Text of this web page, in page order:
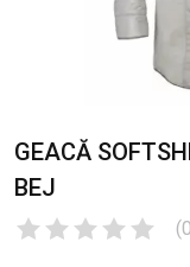
GEACĂ
BEJ
(0